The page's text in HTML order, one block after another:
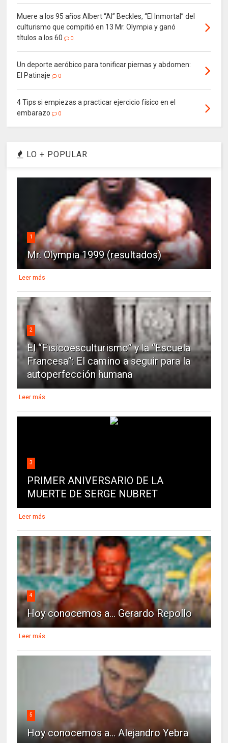
Muere a los 95 años Albert “Al” Beckles, “El Inmortal” del
culturismo que compitió en 13 Mr. Olympia y ganó
títulos a los 60
0
Un deporte aeróbico para tonificar piernas y abdomen:
El Patinaje
0
4 Tips si empiezas a practicar ejercicio físico en el
embarazo
0
LO + POPULAR
1
Mr. Olympia 1999 (resultados)
Leer más
2
El “Fisicoesculturismo” y la “Escuela
Francesa”: El camino a seguir para la
autoperfección humana
Leer más
3
PRIMER ANIVERSARIO DE LA
MUERTE DE SERGE NUBRET
Leer más
4
Hoy conocemos a... Gerardo Repollo
Leer más
5
Hoy conocemos a... Alejandro Yebra